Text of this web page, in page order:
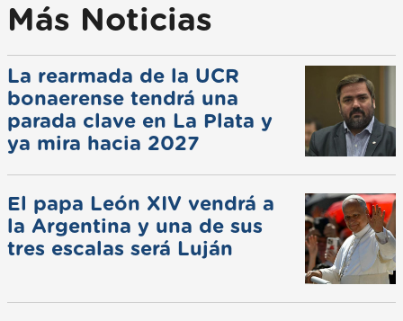
Más Noticias
La rearmada de la UCR
bonaerense tendrá una
parada clave en La Plata y
ya mira hacia 2027
El papa León XIV vendrá a
la Argentina y una de sus
tres escalas será Luján